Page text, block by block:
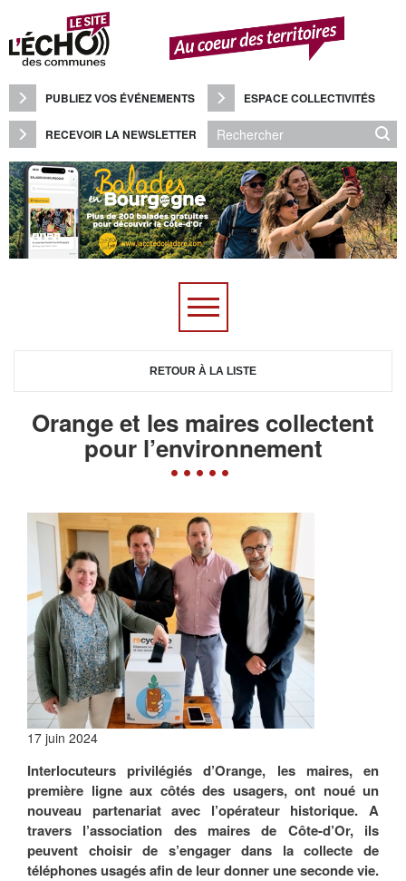
PUBLIEZ VOS ÉVÉNEMENTS ESPACE COLLECTIVITÉS
RECEVOIR LA NEWSLETTER
RETOUR À LA LISTE
Orange et les maires collectent
pour l’environnement
17 juin 2024
Interlocuteurs privilégiés d’Orange, les maires, en
première ligne aux côtés des usagers, ont noué un
nouveau partenariat avec l’opérateur historique. A
travers l’association des maires de Côte-d’Or, ils
peuvent choisir de s’engager dans la collecte de
téléphones usagés afin de leur donner une seconde vie.
Panneau de gestion des cookies